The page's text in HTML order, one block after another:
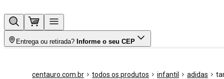
Entrega ou retirada? Informe o seu CEP
centauro.com.br todos os produtos infantil adidas